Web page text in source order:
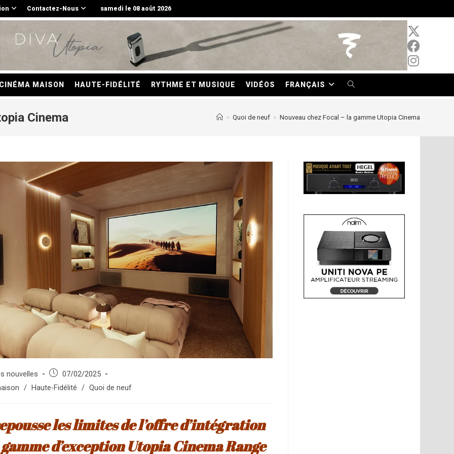
Contactez-Nous samedi le 08 août 2026
CINÉMA MAISON HAUTE-FIDÉLITÉ RYTHME ET MUSIQUE VIDÉOS FRANÇAIS TOGGLE
Cinema > Quoi de neuf > Nouveau chez Focal – la gamme Utopia Cinema
nouvelles
Publication
publiée :
07/02/2025
/ Haute-Fidélité / Quoi de neuf
les limites de l’offre d’intégration
gamme d’exception Utopia Cinema Range